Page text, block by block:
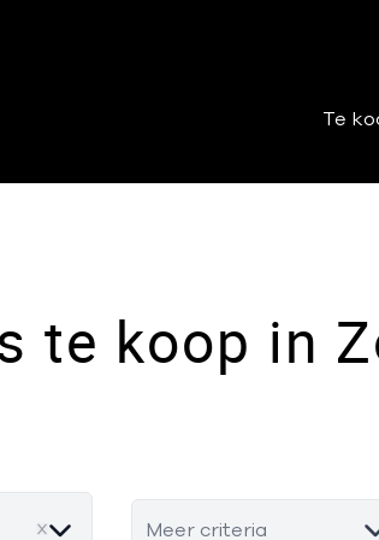
Te
te koop in
Meer criteria